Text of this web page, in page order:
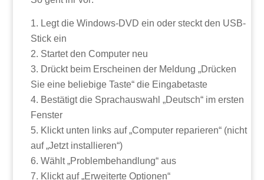
Legt die Windows-DVD ein oder steckt den USB-
Stick ein
Startet den Computer neu
Drückt beim Erscheinen der Meldung „Drücken
Sie eine beliebige Taste“ die Eingabetaste
Bestätigt die Sprachauswahl „Deutsch“ im ersten
Fenster
Klickt unten links auf „Computer reparieren“ (nicht
auf „Jetzt installieren“)
Wählt „Problembehandlung“ aus
Klickt auf „Erweiterte Optionen“